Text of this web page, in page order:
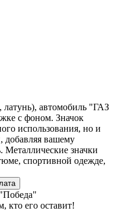
латунь), автомобиль "ГАЗ
с фоном. Значок
использования, но и
добавляя вашему
значки
спортивной одежде,
кто его оставит!